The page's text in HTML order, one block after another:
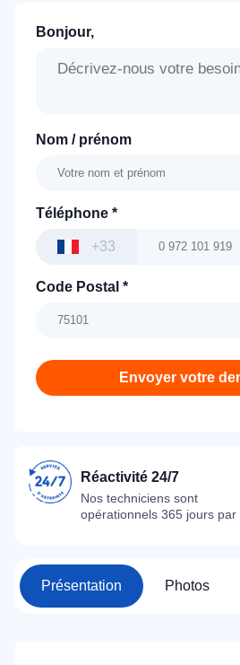
Bonjour,
Nom / prénom
Téléphone *
+33
Code Postal *
Envoyer votre
Réactivité 24/7
Nos techniciens sont
opérationnels 365 jours par
Présentation Photos